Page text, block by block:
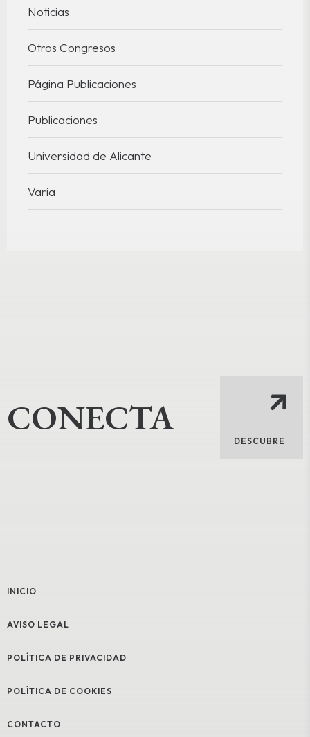
Noticias
Otros Congresos
Página Publicaciones
Publicaciones
Universidad de Alicante
Varia
CONECTA
DESCUBRE
INICIO
AVISO LEGAL
POLÍTICA DE PRIVACIDAD
POLÍTICA DE COOKIES
CONTACTO